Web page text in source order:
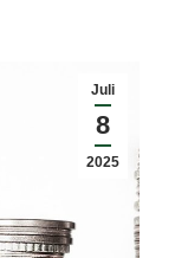
Juli
8
2025